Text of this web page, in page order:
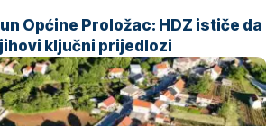
Općine Proložac: HDZ ističe da
ključni prijedlozi